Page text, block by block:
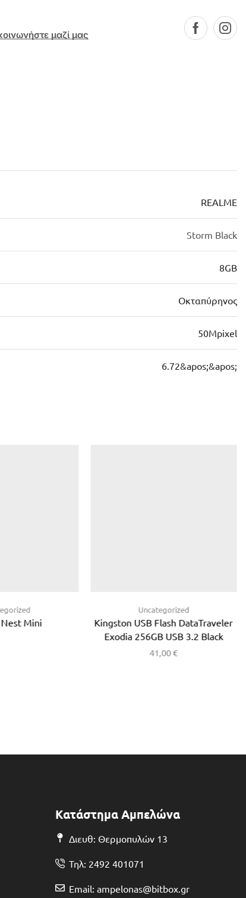
μαζί μας
REALME
Storm Black
8GB
Οκταπύρηνος
50Mpixel
6.72&apos;&apos;
Mini
Uncategorized
Kingston USB Flash DataTraveler
Exodia 256GB USB 3.2 Black
41,00€
Κατάστημα Αμπελώνα
Διευθ: Θερμοπυλών 13
Τηλ: 2492 401071
Email: ampelonas@bitbox.gr